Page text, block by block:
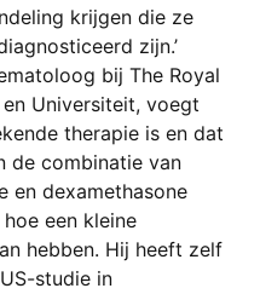
krijgen die ze
zijn.’
bij The Royal
Universiteit, voegt
therapie is en dat
de combinatie van
en dexamethasone
een kleine
hebben. Hij heeft zelf
studie in